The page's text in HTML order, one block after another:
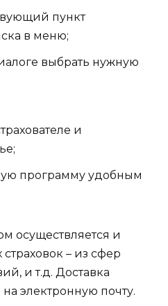
пункт
в меню;
выбрать нужную
и
программу удобным
осуществляется и
– из сфер
и т.д. Доставка
электронную почту.